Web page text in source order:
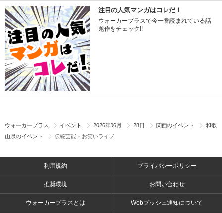
注目の人気マンガはコレだ！
ウォーカープラスで今一番読まれている話
題作をチェック!!
ウォーカープラス イベント 2026年06月 28日 関西のイベント
和歌
山県のイベント
伝統芸能・お笑いライブ
利用規約 プライバシーポリシー
推奨環境 お問い合わせ
ウォーカープラスとは Webプッシュ通知について